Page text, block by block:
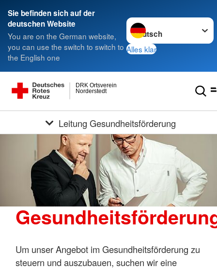
Sie befinden sich auf der
deutschen Website
You are on the German website,
you can use the switch to switch to
the English one
Sprache wechseln zu
Alles klar
Norderstedt
DRK Ortsverein
Leitung Gesundheitsförderung
Um unser Angebot im Gesundheitsförderung zu
steuern und auszubauen, suchen wir eine